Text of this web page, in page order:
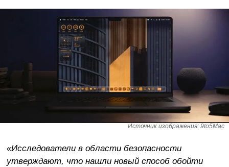
Источник изображения: 9to5Mac
«Исследователи в области безопасности
утверждают, что нашли новый способ обойти